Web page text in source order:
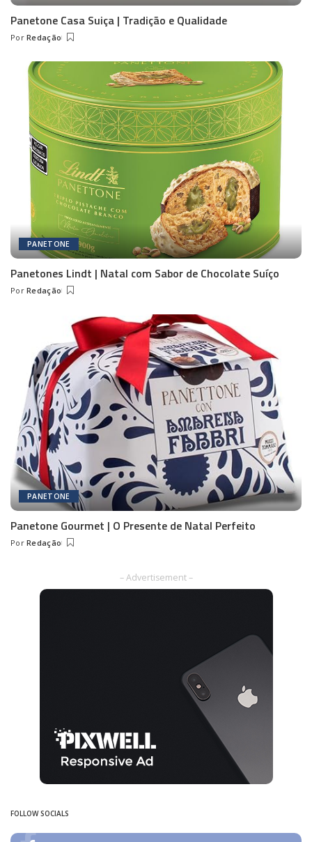
Panetone Casa Suiça | Tradição e Qualidade
Posted
Por Redação
PANETONE
Panetones Lindt | Natal com Sabor de Chocolate Suíço
Posted
Por Redação
PANETONE
Panetone Gourmet | O Presente de Natal Perfeito
Posted
Por Redação
– Advertisement –
FOLLOW SOCIALS